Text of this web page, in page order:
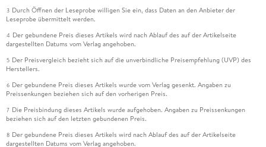
3 Durch Öffnen der Leseprobe willigen Sie ein, dass Daten an den Anbieter der
Leseprobe übermittelt werden.
4 Der gebundene Preis dieses Artikels wird nach Ablauf des auf der Artikelseite
dargestellten Datums vom Verlag angehoben.
5 Der Preisvergleich bezieht sich auf die unverbindliche Preisempfehlung (UVP) des
Herstellers.
6 Der gebundene Preis dieses Artikels wurde vom Verlag gesenkt. Angaben zu
Preissenkungen beziehen sich auf den vorherigen Preis.
7 Die Preisbindung dieses Artikels wurde aufgehoben. Angaben zu Preissenkungen
beziehen sich auf den letzten gebundenen Preis.
8 Der gebundene Preis dieses Artikels wird nach Ablauf des auf der Artikelseite
dargestellten Datums vom Verlag angehoben.